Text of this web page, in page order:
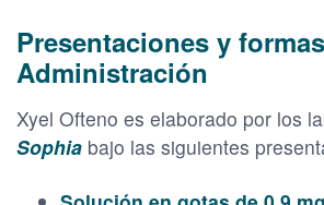
Presentaciones y
Administración
Xyel Ofteno es elaborado por los
Sophia bajo las siguientes